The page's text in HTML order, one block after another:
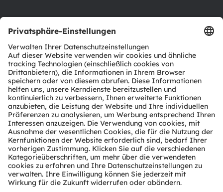
Produkt Selektor
Download Center
Tools
Kundenanfragen
Technischer Support
Partner Netzwerk
Whistleblowing
© 2026 ams-OSRAM AG. All rights reserved.